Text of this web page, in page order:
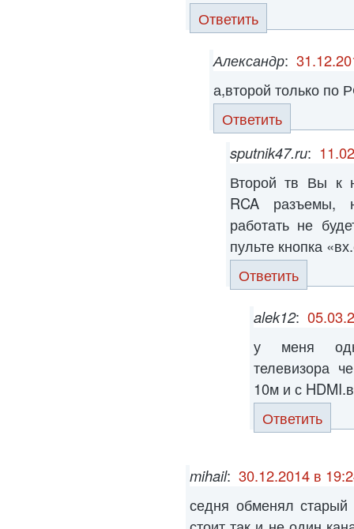
Ответить
Александр:
а,второй только по
Ответить
sputnik47.ru:
Второй тв Вы к
RCA разъемы,
работать не
пульте кнопка
Ответить
alek12:
у меня
телевизора
10м и с
Ответить
mihail: 30.12.2014 в
седня обменял